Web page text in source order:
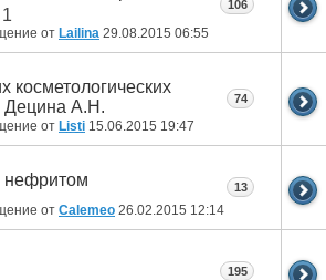
от Lailina 29.08.2015 06:55
106
косметологических
Децина А.Н.
от Listi 15.06.2015 19:47
74
нефритом
от Calemeo 26.02.2015 12:14
13
195